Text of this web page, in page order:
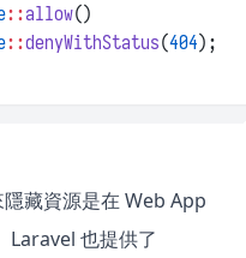
::allow()
::denyWithStatus(404);
藏資源是在 Web App
Laravel 也提供了